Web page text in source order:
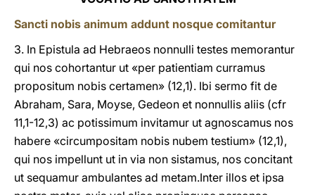
Sancti nobis animum addunt nosque comitantur
3. In Epistula ad Hebraeos nonnulli testes memorantur
qui nos cohortantur ut «per patientiam curramus
propositum nobis certamen» (12,1). Ibi sermo fit de
Abraham, Sara, Moyse, Gedeon et nonnullis aliis (cfr
11,1-12,3) ac potissimum invitamur ut agnoscamus nos
habere «circumpositam nobis nubem testium» (12,1),
qui nos impellunt ut in via non sistamus, nos concitant
ut sequamur ambulantes ad metam.Inter illos et ipsa